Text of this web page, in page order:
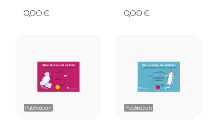
0,00 € 0,00 €
Publikation Publikation